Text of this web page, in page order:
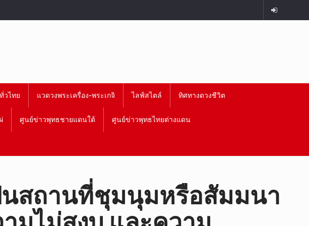
วไทย แวดวงพระเครื่อง-พระเกจิ ไลฟ์สไตล์ ทิศทางดวงชีวิต
ศูนย์ข่าวพุทธชายแดนใต้ ศูนย์ข่าวพุทธไทยต่างแดน
นสถานที่ชุมนุมหรือสัมมนา